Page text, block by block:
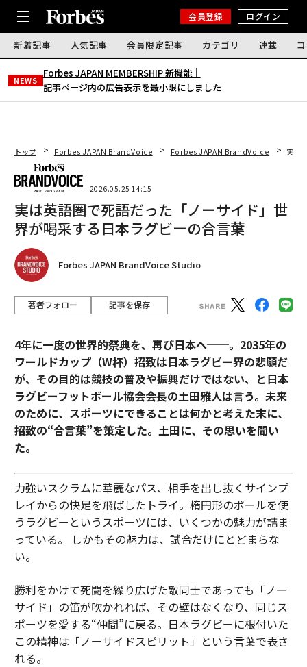
会員登録 ログイン
新着記事 人気記事 会員限定記事 カテゴリ 連載
NEWS
Forbes JAPAN MEMBERSHIP 新機能｜
記事ページ内の広告表示を最小限にしました
トップ Forbes JAPAN BrandVoice Forbes JAPAN BrandVoice 実は
2026.05.25 14:15
実は英語圏で死語だった「ノーサイド」世
界が喝采する日本ラグビーの合言葉
Forbes JAPAN BrandVoice Studio
著者フォロー 記事を保存
4年に一度の世界的祭典を、再び日本へ──。2035年の
ワールドカップ（W杯）招致は日本ラグビー界の悲願だ
が、その目的は競技の普及や振興だけではない、と日本
ラグビーフットボール協会会長の土田雅人は言う。 未来
のために、スポーツにできることは何かと考えた末に、
招致の“合言葉”を策定した。土田に、その思いを聞い
た。
力強いスクラムに華麗なパス、相手を出し抜くサインプ
レイからの快足を飛ばしたトライ。楕円形のボールを使
うラグビーというスポーツには、いくつかの魅力が詰ま
っている。 しかもその魅力は、試合だけにとどまらな
い。
勝利をかけて死闘を繰り広げた敵同士であっても「ノー
サイド」の笛が吹かれれば、その壁はなくなり、同じス
ポーツを愛する“仲間”に戻る。日本ラグビーに根付いた
この精神は「ノーサイドスピリット」という言葉で表さ
れる。